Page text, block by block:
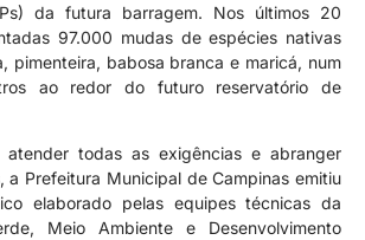
da futura barragem. Nos últimos 20
97.000 mudas de espécies nativas
pimenteira, babosa branca e maricá, num
ao redor do futuro reservatório de
todas as exigências e abranger
a Prefeitura Municipal de Campinas emitiu
elaborado pelas equipes técnicas da
Meio Ambiente e Desenvolvimento